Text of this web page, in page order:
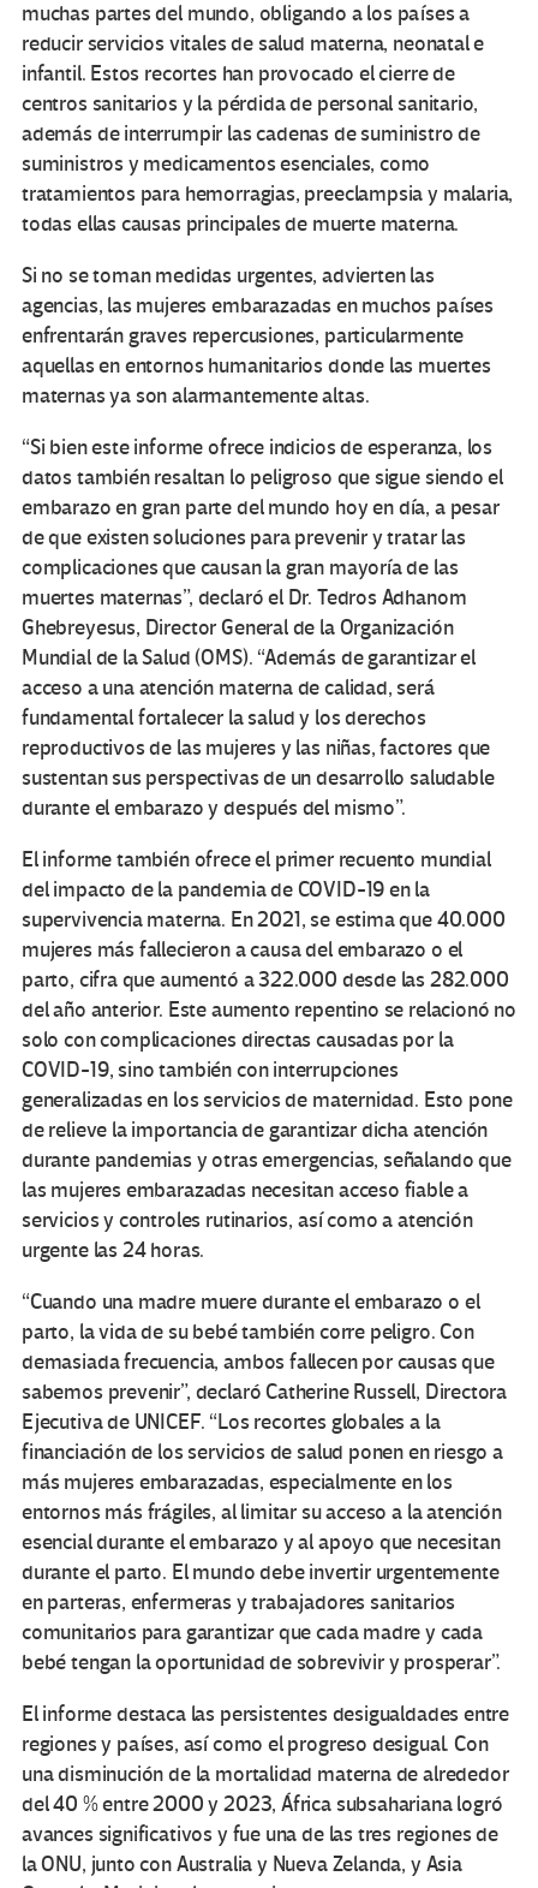
muchas partes del mundo, obligando a los países a
reducir servicios vitales de salud materna, neonatal e
infantil. Estos recortes han provocado el cierre de
centros sanitarios y la pérdida de personal sanitario,
además de interrumpir las cadenas de suministro de
suministros y medicamentos esenciales, como
tratamientos para hemorragias, preeclampsia y malaria,
todas ellas causas principales de muerte materna.
Si no se toman medidas urgentes, advierten las
agencias, las mujeres embarazadas en muchos países
enfrentarán graves repercusiones, particularmente
aquellas en entornos humanitarios donde las muertes
maternas ya son alarmantemente altas.
“Si bien este informe ofrece indicios de esperanza, los
datos también resaltan lo peligroso que sigue siendo el
embarazo en gran parte del mundo hoy en día, a pesar
de que existen soluciones para prevenir y tratar las
complicaciones que causan la gran mayoría de las
muertes maternas”, declaró el Dr. Tedros Adhanom
Ghebreyesus, Director General de la Organización
Mundial de la Salud (OMS). “Además de garantizar el
acceso a una atención materna de calidad, será
fundamental fortalecer la salud y los derechos
reproductivos de las mujeres y las niñas, factores que
sustentan sus perspectivas de un desarrollo saludable
durante el embarazo y después del mismo”.
El informe también ofrece el primer recuento mundial
del impacto de la pandemia de COVID-19 en la
supervivencia materna. En 2021, se estima que 40.000
mujeres más fallecieron a causa del embarazo o el
parto, cifra que aumentó a 322.000 desde las 282.000
del año anterior. Este aumento repentino se relacionó no
solo con complicaciones directas causadas por la
COVID-19, sino también con interrupciones
generalizadas en los servicios de maternidad. Esto pone
de relieve la importancia de garantizar dicha atención
durante pandemias y otras emergencias, señalando que
las mujeres embarazadas necesitan acceso fiable a
servicios y controles rutinarios, así como a atención
urgente las 24 horas.
“Cuando una madre muere durante el embarazo o el
parto, la vida de su bebé también corre peligro. Con
demasiada frecuencia, ambos fallecen por causas que
sabemos prevenir”, declaró Catherine Russell, Directora
Ejecutiva de UNICEF. “Los recortes globales a la
financiación de los servicios de salud ponen en riesgo a
más mujeres embarazadas, especialmente en los
entornos más frágiles, al limitar su acceso a la atención
esencial durante el embarazo y al apoyo que necesitan
durante el parto. El mundo debe invertir urgentemente
en parteras, enfermeras y trabajadores sanitarios
comunitarios para garantizar que cada madre y cada
bebé tengan la oportunidad de sobrevivir y prosperar”.
El informe destaca las persistentes desigualdades entre
regiones y países, así como el progreso desigual. Con
una disminución de la mortalidad materna de alrededor
del 40 % entre 2000 y 2023, África subsahariana logró
avances significativos y fue una de las tres regiones de
la ONU, junto con Australia y Nueva Zelanda, y Asia